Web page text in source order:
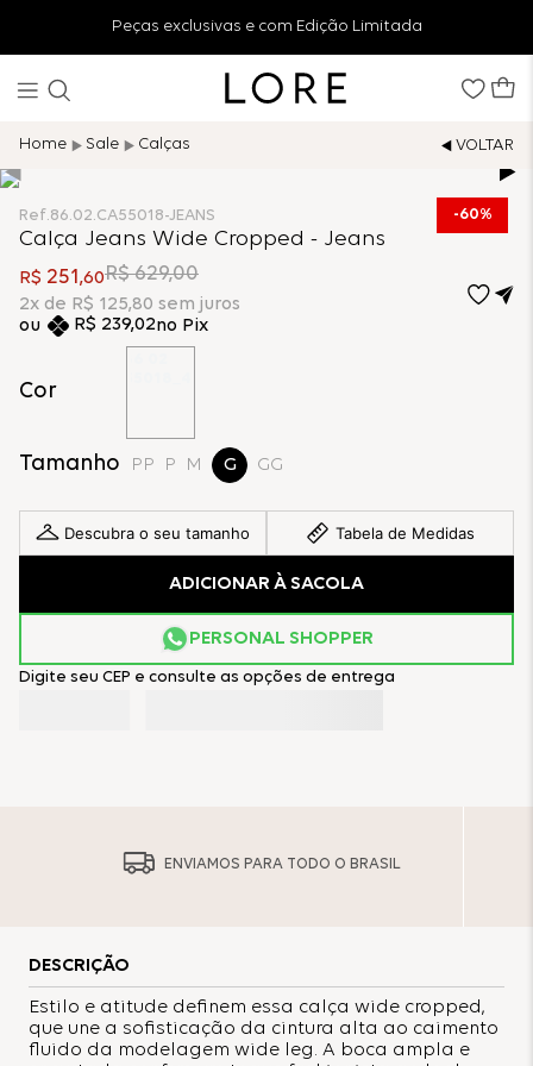
Peças exclusivas e com Edição Limitada
Sale Calças
60%
Ref.86.02.CA55018-JEANS
Calça Jeans Wide Cropped - Jeans
R$ 251,60R$ 629,00
2x de R$ 125,80 sem juros
R$ 239,02no Pix
Cor
Tamanho PP P M G GG
Descubra o seu tamanho Tabela de Medidas
ADICIONAR À SACOLA
PERSONAL SHOPPER
Digite seu CEP e consulte as opções de entrega
ENVIAMOS PARA TODO O BRASIL
DESCRIÇÃO
Estilo e atitude definem essa calça wide cropped,
que une a sofisticação da cintura alta ao caimento
fluido da modelagem wide leg. A boca ampla e